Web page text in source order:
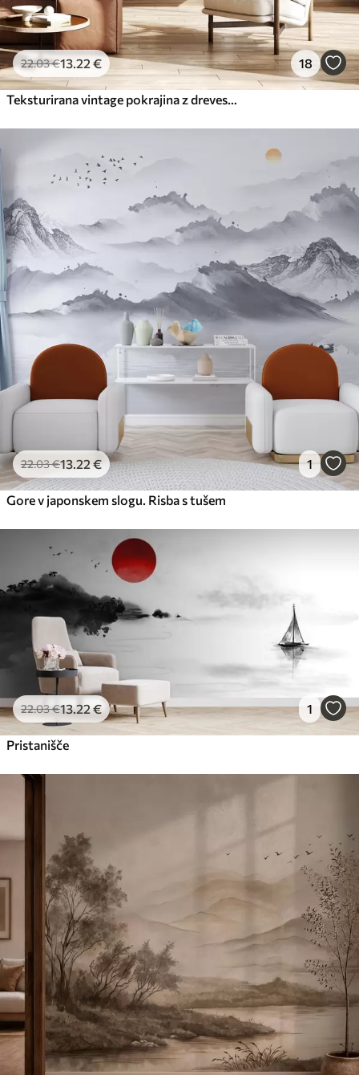
22.03€13 .22 € 18
22.03€13 .22 € 1
Gore v japonskem slogu. Risba s tušem
22.03€13.22€ 1
Pristanišče